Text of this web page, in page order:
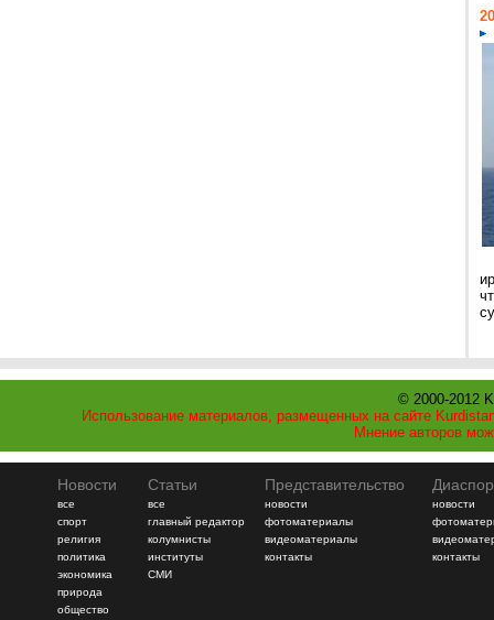
© 2000-2012
Использование материалов, размещенных на сайте
Мнение авторов
Новости
все
спорт
религия
политика
экономика
природа
общество
Статьи
все
главный редактор
колумнисты
институты
СМИ
Представительство
новости
фотоматериалы
видеоматериалы
контакты
новости
контакты